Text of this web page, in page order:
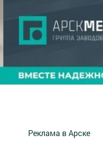
Реклама в Арске